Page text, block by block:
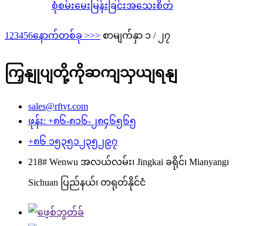
စုံစမ်းမေးမြန်းခြင်းအသေးစိတ်
1 23456နောက်တစ်ခု >>> စာမျက်နှာ ၁ / ၂၇
ကြှနျုပျတို့ကိုဆကျသှယျရနျ
sales@rftyt.com
ဖုန်း: +၈၆-၈၁၆-၂၈၄၆၅၆၅
+၈၆ ၁၅၃၅၁၂၃၅၂၉၇
218# Wenwu အလယ်လမ်း၊ Jingkai ခရိုင်၊ Mianyang၊
Sichuan ပြည်နယ်၊ တရုတ်နိုင်ငံ